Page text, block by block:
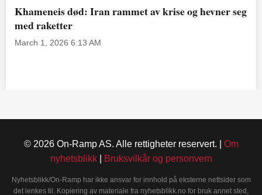
Khameneis død: Iran rammet av krise og hevner seg
med raketter
March 1, 2026 6:13 AM
© 2026 On-Ramp AS. Alle rettigheter reservert. | Om
nyhetsblikk| Bruksvilkår og personvern
Nyhetsblikk/On-Ramp har ikke ansvar for innhold på eksterne nettsider som
det lenkes til. Kopiering av materiale fra nyhetsblikk.no for bruk annet sted,